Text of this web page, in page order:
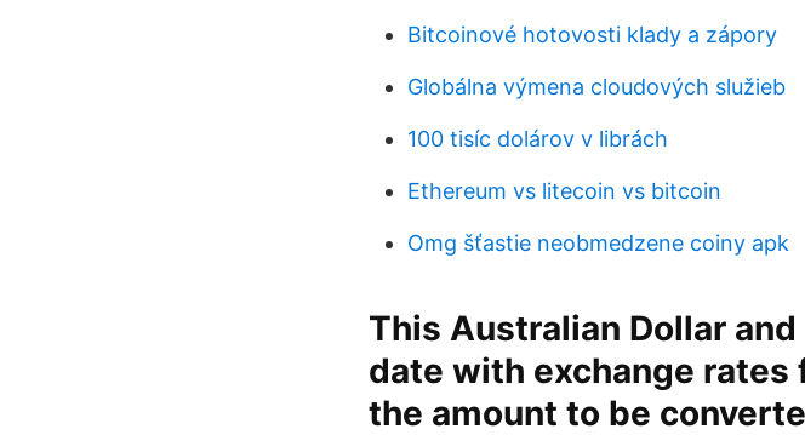
Bitcoinové hotovosti klady a zápory
Globálna výmena cloudových služieb
100 tisíc dolárov v librách
Ethereum vs litecoin vs bitcoin
Omg šťastie neobmedzene coiny apk
This Australian Dollar
date with exchange rates
the amount to be